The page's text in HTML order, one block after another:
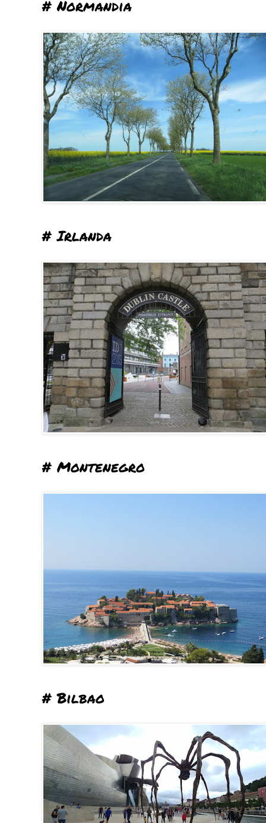
# Normandia
# Irlanda
# Montenegro
# Bilbao